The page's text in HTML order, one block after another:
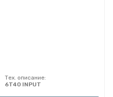
Тех. описание:
6T40 INPUT